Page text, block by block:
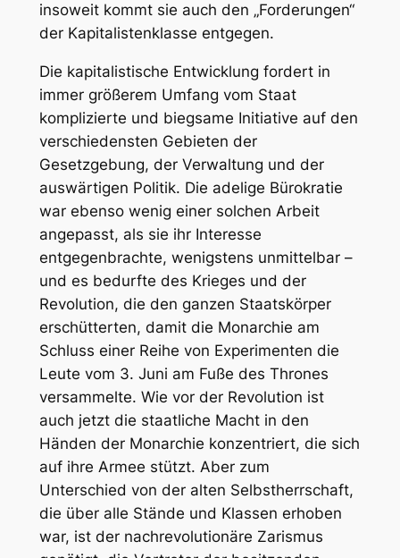
insoweit kommt sie auch den „Forderungen“
der Kapitalistenklasse entgegen.
Die kapitalistische Entwicklung fordert in
immer größerem Umfang vom Staat
komplizierte und biegsame Initiative auf den
verschiedensten Gebieten der
Gesetzgebung, der Verwaltung und der
auswärtigen Politik. Die adelige Bürokratie
war ebenso wenig einer solchen Arbeit
angepasst, als sie ihr Interesse
entgegenbrachte, wenigstens unmittelbar –
und es bedurfte des Krieges und der
Revolution, die den ganzen Staatskörper
erschütterten, damit die Monarchie am
Schluss einer Reihe von Experimenten die
Leute vom 3. Juni am Fuße des Thrones
versammelte. Wie vor der Revolution ist
auch jetzt die staatliche Macht in den
Händen der Monarchie konzentriert, die sich
auf ihre Armee stützt. Aber zum
Unterschied von der alten Selbstherrschaft,
die über alle Stände und Klassen erhoben
war, ist der nachrevolutionäre Zarismus